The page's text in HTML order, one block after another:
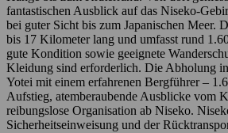
fantastischen Ausblick auf das Niseko-
bei guter Sicht bis zum Japanischen Meer.
bis 17 Kilometer lang und umfasst rund
gute Kondition sowie geeignete
Kleidung sind erforderlich. Die Abholung
Yotei mit einem erfahrenen Bergführer –
Aufstieg, atemberaubende Ausblicke vom
reibungslose Organisation ab Niseko.
Sicherheitseinweisung und der